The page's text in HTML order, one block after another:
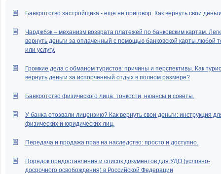
Банкротство застройщика - еще не приговор. Как вернуть свои
Чарджбэк – механизм возврата платежей по банковским картам.
вернуть деньги за оплаченный с помощью банковской карты любой
или услугу.
Громкие дела с обманом туристов: причины и перспективы. Как
вернуть деньги за испорченный отдых в полном размере?
Банкротство физического лица: тонкости, нюансы и советы.
У банка отозвали лицензию? Как вернуть свои деньги: инструкция
физических и юридических лиц.
Передача и продажа прав на наследство: просто и доступно.
Порядок предоставления и список документов для УДО (условно-
досрочного освобождения) в Российской Федерации